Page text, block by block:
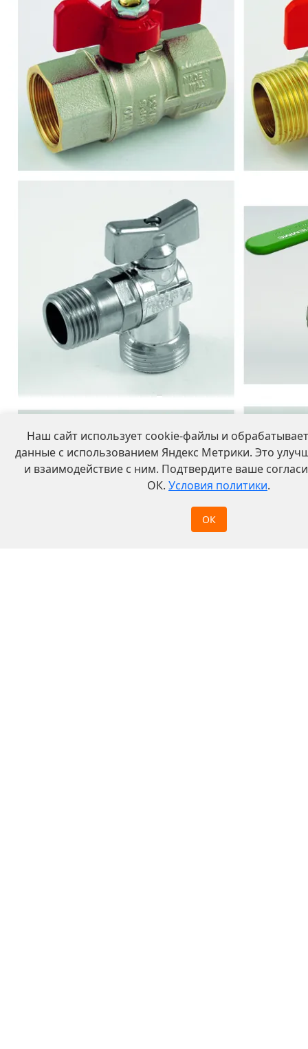
ТрубыНаш сайт использует cookie-файлы и
данные с использованием Яндекс Метрики. Это
и взаимодействие с ним. Подтвердите ваше
ОК. Условия политики.
ОК